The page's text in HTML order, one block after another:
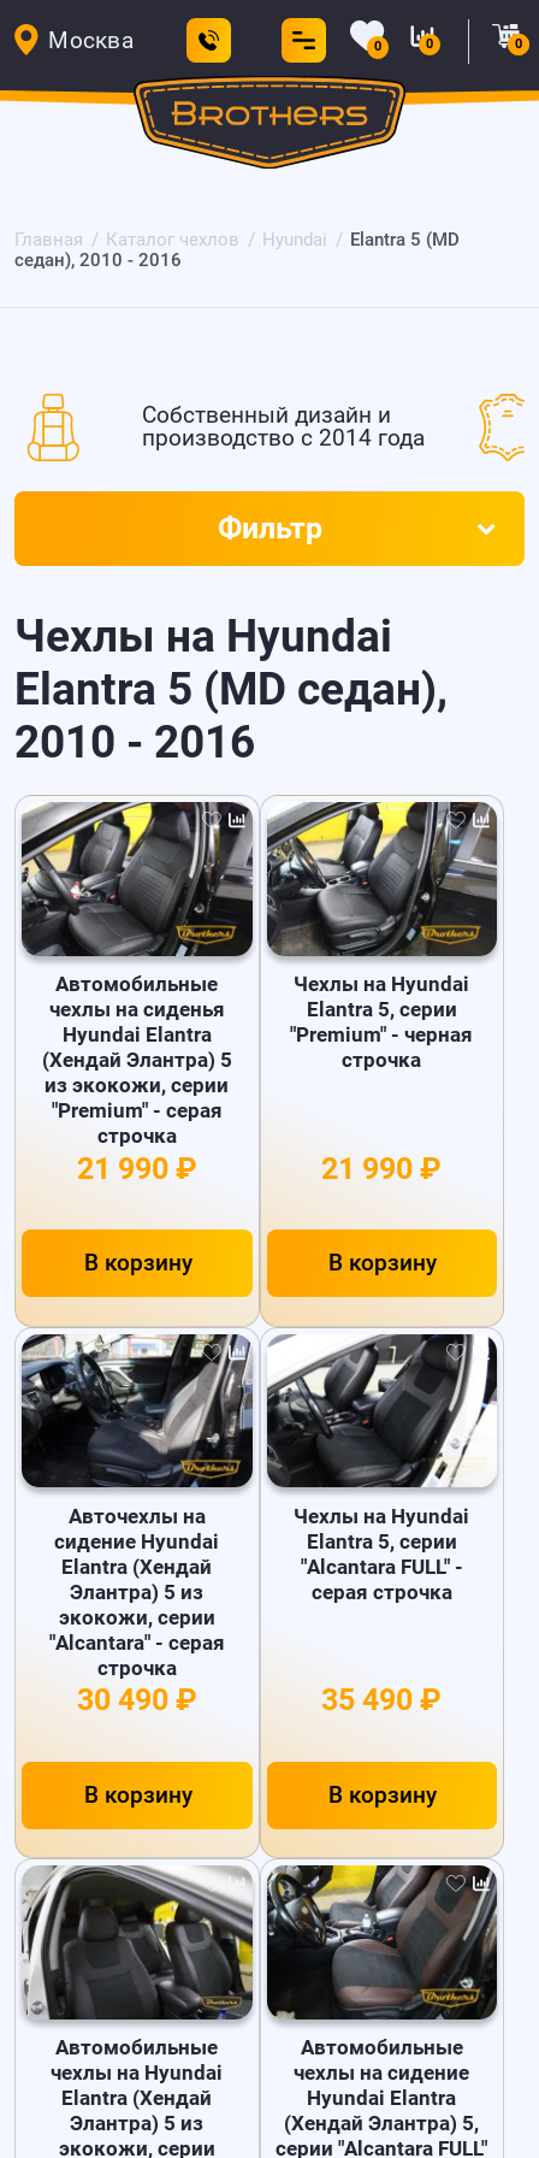
Москва 0 0 0
Главная Каталог чехлов Hyundai
Elantra 5 (MD
седан), 2010 - 2016
Собственный дизайн и
производство с 2014 года
Чехлы на Hyundai
Elantra 5 (MD седан),
2010 - 2016
Автомобильные
чехлы на сиденья
Hyundai Elantra
(Хендай Элантра) 5
из экокожи, серии
"Premium" - серая
строчка
21 990 ₽
В корзину
Чехлы на Hyundai
Elantra 5, серии
"Premium" - черная
строчка
21 990 ₽
В корзину
Авточехлы на
сидение Hyundai
Elantra (Хендай
Элантра) 5 из
экокожи, серии
"Alcantara" - серая
строчка
30 490 ₽
В корзину
Чехлы на Hyundai
Elantra 5, серии
"Alcantara FULL" -
серая строчка
35 490 ₽
В корзину
Автомобильные
чехлы на Hyundai
Elantra (Хендай
Элантра) 5 из
экокожи, серии
Автомобильные
чехлы на сидение
Hyundai Elantra
(Хендай Элантра) 5,
серии "Alcantara FULL"
Фильтр